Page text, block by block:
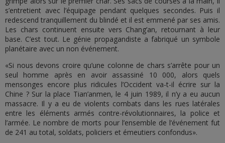
s’entretient avec l’équipage pendant quelques secondes. Puis il
redescend tranquillement du blindé et il est emmené par ses amis.
Les chars continuent ensuite vers Chang’an, retournant à leur
base. C’est tout. Le génie propagandiste a fabriqué un symbole
planétaire avec un non événement.
«Si nous devons croire qu’une colonne de chars s’arrête pour un
seul homme après en avoir assassiné 10 000, alors quels
mensonges encore plus ridicules l’Occident va-t-il écrire sur la
Chine ? Sur la place Tian’anmen, le 4 juin 1989, il n’y a eu aucun
massacre. Il y a eu de violents combats dans les rues latérales
entre les éléments armés contre-révolutionnaires, la police et
l’armée. Le nombre de morts pour l’ensemble de l’événement fut
de 241 au total, soldats, policiers et émeutiers confondus».